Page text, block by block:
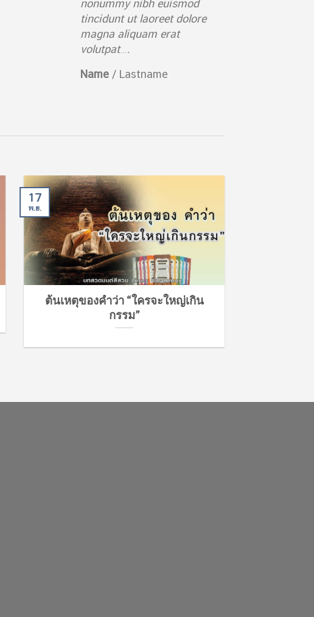
nonummy nibh euismod
tincidunt ut laoreet dolore
magna aliquam erat
volutpat….
Name / Lastname
ต้นเหตุของคำว่า “ใครจะใหญ่เกิน
กรรม”
17
พ.ย.